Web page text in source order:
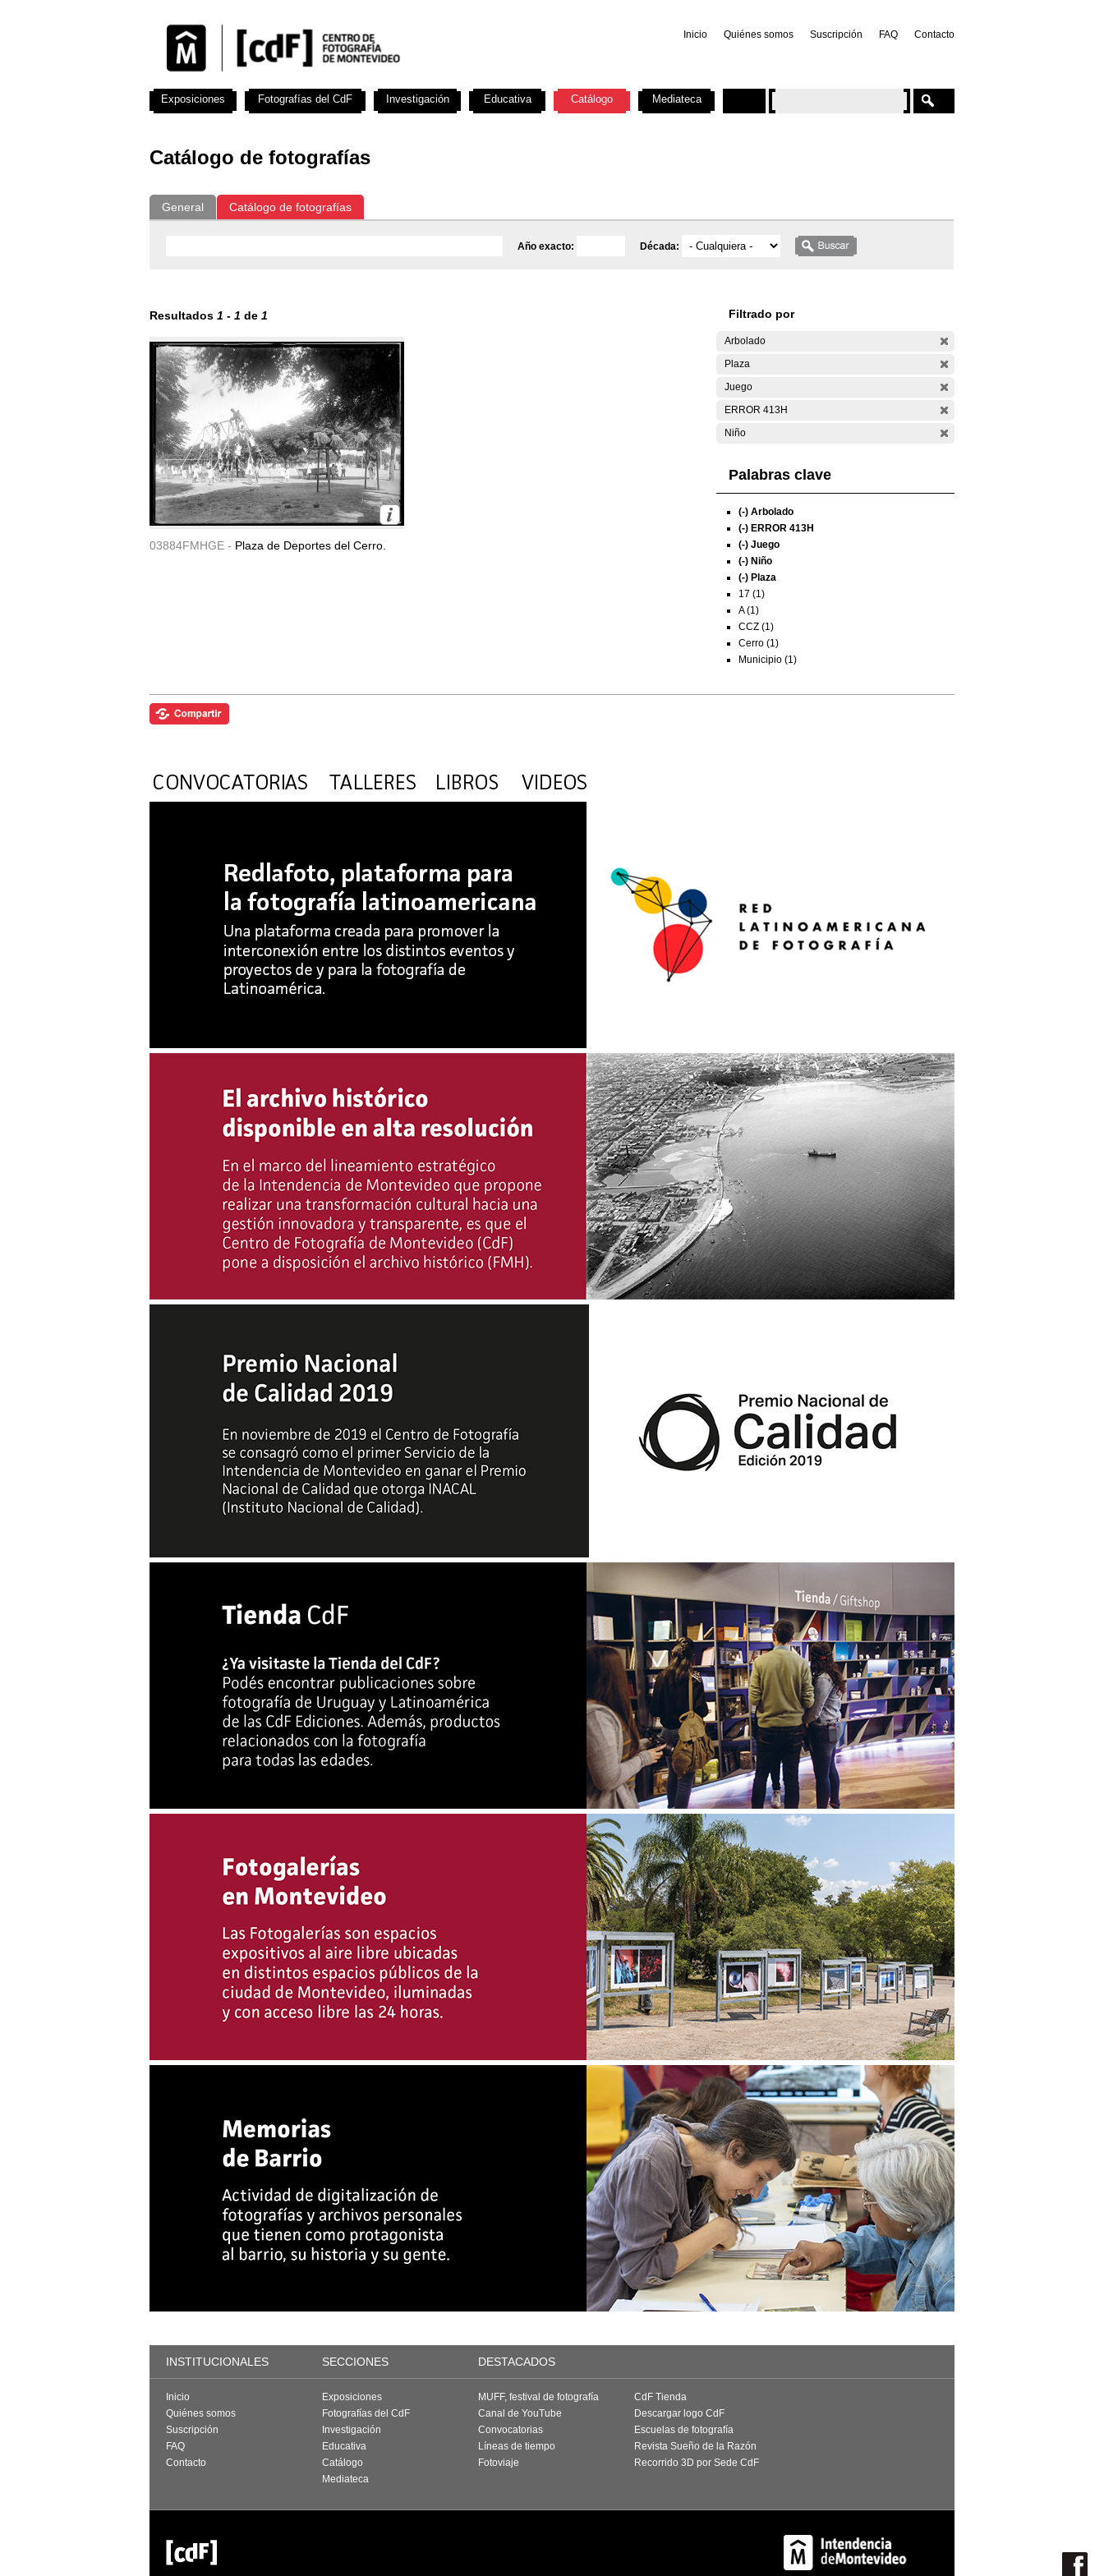
Inicio Quiénes somos Suscripción FAQ Contacto
Catálogo de fotografías
General Catálogo de fotografías
Año exacto: Década:
Resultados 1 - 1 de 1
03884FMHGE - Plaza de Deportes del Cerro.
Filtrado por
Arbolado
Plaza
Juego
ERROR 413H
Niño
Palabras clave
(-) Arbolado
(-) ERROR 413H
(-) Juego
(-) Niño
(-) Plaza
17 (1)
A (1)
CCZ (1)
Cerro (1)
Municipio (1)
Exposiciones Fotografías del CdF Investigación Educativa Catálogo Mediateca
INSTITUCIONALES SECCIONES DESTACADOS
Inicio
Quiénes somos
Suscripción
FAQ
Contacto
Exposiciones
Fotografías del CdF
Investigación
Educativa
Catálogo
Mediateca
MUFF, festival de fotografía
Canal de YouTube
Convocatorias
Líneas de tiempo
Fotoviaje
CdF Tienda
Descargar logo CdF
Escuelas de fotografía
Revista Sueño de la Razón
Recorrido 3D por Sede CdF